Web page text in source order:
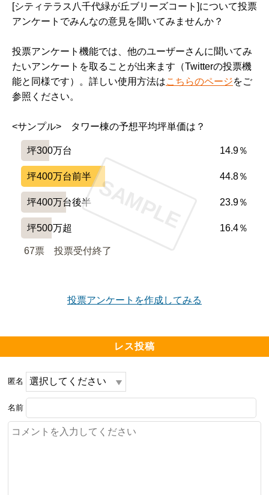
中庭の緑が綺麗。
近くにコンビニもイオンもスーパーも多く充実してい
る。
特に上階の家族の生活音と子供の足音、走り回り、ジャ
ンプ、地団駄に悩まされたため引っ越した。
━━━━━━━━━━━━━━━━━━━
設備や共用施設について良い点、気になる点
━━━━━━━━━━━━━━━━━━━
中庭が広く開放感があり、エントランスも綺麗で高級感
キッズルームもあり子供のいる家庭は遊ばせる事も可
中庭で大声で叫ばれると建物に反響してとても響きうる
さかった。
追いかけっこやシャボン玉をする人、三輪車に乗せて遊
ばせる親がいて問題になっていた。
[シティテラス八千代緑が丘ブリーズコート]について投票
アンケートでみんなの意見を聞いてみませんか？
投票アンケート機能では、他のユーザーさんに聞いてみ
たいアンケートを取ることが出来ます（Twitterの投票機
能と同様です）。詳しい使用方法はこちらのページをご
参照ください。
<サンプル>　タワー棟の予想平均坪単価は？
坪300万台 14.9％
坪400万台前半 44.8％
坪400万台後半 23.9％
坪500万超 16.4％
67票 投票受付終了
SAMPLE
投票アンケートを作成してみる
レス投稿
匿名
名前